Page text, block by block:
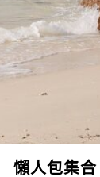
懶人包集合